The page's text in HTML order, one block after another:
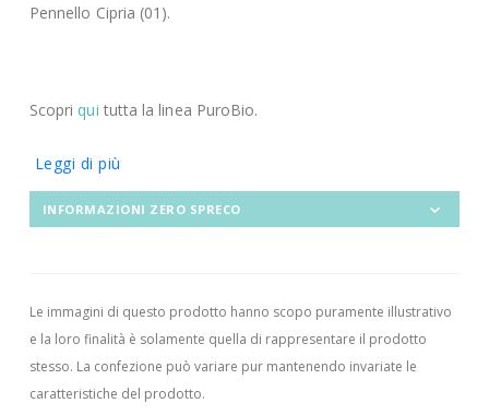
Pennello Cipria (01).
Scopriqui tutta la linea PuroBio.
Leggi di più
INFORMAZIONI ZERO SPRECO
Le immagini di questo prodotto hanno scopo puramente illustrativo
e la loro finalità è solamente quella di rappresentare il prodotto
stesso. La confezione può variare pur mantenendo invariate le
caratteristiche del prodotto.